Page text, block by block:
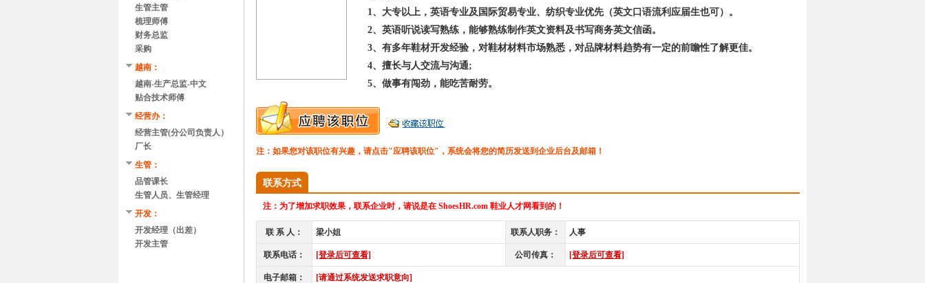
1、大专以上，英语专业及国际贸易专业、纺织专业优先（英文口语流利应届生也可）。
2、英语听说读写熟练，能够熟练制作英文资料及书写商务英文信函。
3、有多年鞋材开发经验，对鞋材材料市场熟悉，对品牌材料趋势有一定的前瞻性了解更佳。
4、擅长与人交流与沟通;
5、做事有闯劲，能吃苦耐劳。
注：如果您对该职位有兴趣，请点击"应聘该职位"，系统会将您的简历发送到企业后台及邮箱！
联系方式
注： 为了增加求职效果，联系企业时，请说是在 ShoesHR.com 鞋业人才网看到的！
联 系 人： 梁小姐 联系人职务： 人事
联系电话： [登录后可查看] 公司传真： [登录后可查看]
电子邮箱： [请通过系统发送求职意向]
生管主管
梳理师傅
财务总监
采购
越南：
越南-生产总监-中文
贴合技术师傅
经营办：
经营主管(分公司负责人）
厂长
生管：
品管课长
生管人员、生管经理
开发：
开发经理（出差）
开发主管